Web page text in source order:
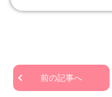
前の記事へ